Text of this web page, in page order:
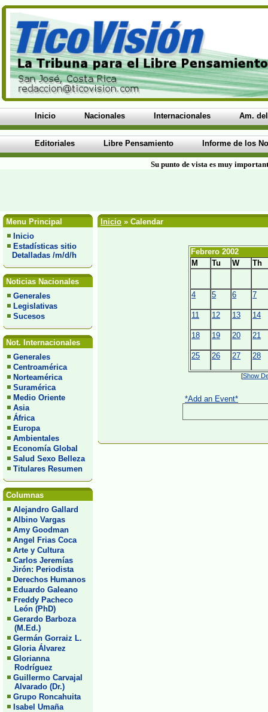
Inicio Nacionales Internacionales Am.
Editoriales Libre Pensamiento Informe de los
Su punto de vista es muy
Menu Principal
Inicio
Estadísticas sitio
Detalladas /m/d/h
Noticias Nacionales
Generales
Legislativas
Sucesos
Not. Internacionales
Generales
Centroamérica
Norteamérica
Suramérica
Medio Oriente
Asia
África
Europa
Ambientales
Economía Global
Salud Sexo Belleza
Titulares Resumen
Columnas
Alejandro Gallard
Albino Vargas
Amy Goodman
Angel Frias Coca
Arte y Cultura
Carlos Jeremías
Jirón: Periodista
Derechos Humanos
Eduardo Galeano
Freddy Pacheco
León (PhD)
Gerardo Barboza
(M.Ed.)
Germán Gorraiz L.
Gloria Álvarez
Glorianna
Rodríguez
Guillermo Carvajal
Alvarado (Dr.)
Grupo Roncahuita
Isabel Umaña
Inicio » Calendar
Febrero 2002
M
Tu W Th
4 5 6 7
11 12 13 14
18 19 20 21
25 26 27 28
[Show
*Add an Event*